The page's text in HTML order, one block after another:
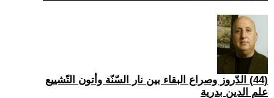
(44) الدّروز وصراع البقاء بين نار السّنّة وأتون التّشييع
علم الدين بدرية